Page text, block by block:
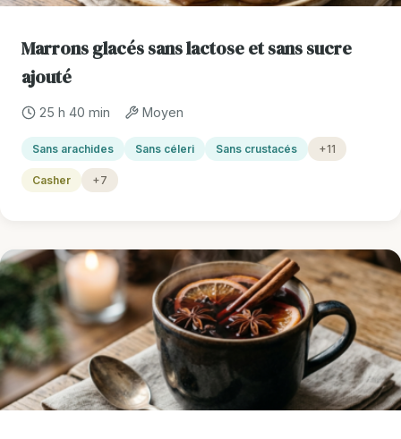
Marrons glacés sans lactose et sans sucre
ajouté
25 h 40 min Moyen
Sans arachides Sans céleri Sans crustacés +11
Casher +7